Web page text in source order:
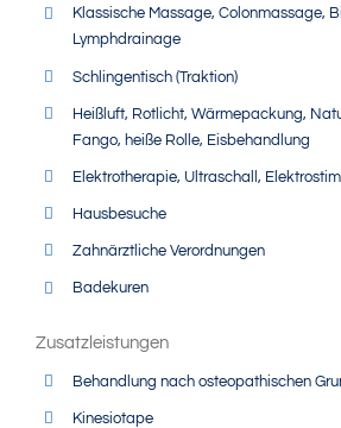
Klassische Massage, Colonmassage,
Lymphdrainage
Schlingentisch (Traktion)
Heißluft, Rotlicht, Wärmepackung,
Fango, heiße Rolle, Eisbehandlung
Elektrotherapie, Ultraschall,
Hausbesuche
Zahnärztliche Verordnungen
Badekuren
Zusatzleistungen
Behandlung nach osteopathischen
Kinesiotape